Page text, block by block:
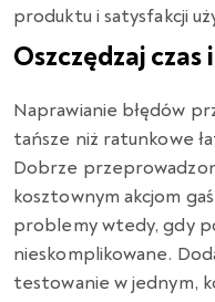
produktu i satysfakcji
Oszczędzaj czas
Naprawianie błędów
tańsze niż ratunkowe
Dobrze
kosztownym akcjom
problemy wtedy, gdy
nieskomplikowane.
testowanie w jednym,